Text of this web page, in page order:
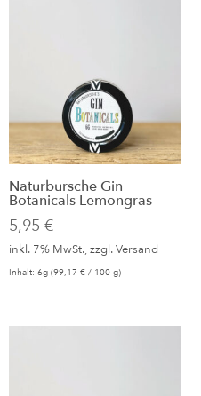
Naturbursche Gin
Botanicals Lemongras
5,95€
inkl. 7% MwSt., zzgl.Versand
Inhalt: 6g (99,17€ / 100 g)